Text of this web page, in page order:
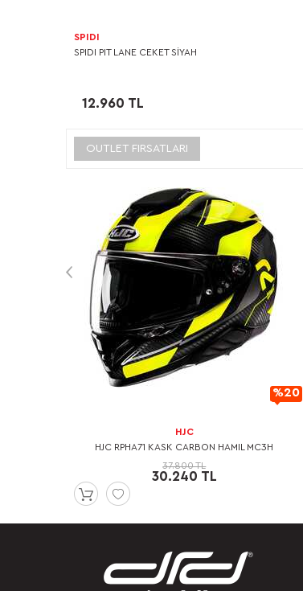
SPIDI
SPIDI PIT LANE CEKET SİYAH
12.960 TL
OUTLET FIRSATLARI
%20
İndirimli
HJC
HJC RPHA71 KASK CARBON HAMIL MC3H
37.800 TL
30.240 TL